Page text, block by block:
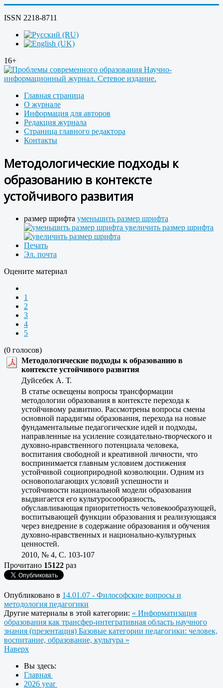
ISSN 2218-8711
16+
Главная страница
О журнале
Информация для авторов
Редакция журнала
Страница главного редактора
Контакты
Методологические подходы к
образованию в контексте
устойчивого развития
размер шрифта уменьшить размер шрифта
увеличить размер шрифта
Печать
Эл. почта
Оцените материал
1
2
3
4
5
(0 голосов)
Методологические подходы к образованию в
контексте устойчивого развития
Дуйсебек А. Т.
В статье освещены вопросы трансформации
методологии образования в контексте перехода к
устойчивому развитию. Рассмотрены вопросы смены
основной парадигмы образования, перехода на новые
фундаментальные педагогические идей и подходы,
направленные на усиление созидательно-творческого и
духовно-нравственного потенциала человека,
воспитания свободной и креативной личности, что
воспринимается главным условием достижения
устойчивой социоприродной коэволюции. Одним из
основополагающих условий успешности и
устойчивости национальной модели образования
выдвигается его культуросообразность,
обуславливающая приоритетность человекообразующей,
воспитывающей функции образования и реализующаяся
через внедрение в содержание образования и обучения
духовно-нравственных и национально-культурных
ценностей.
2010, № 4, C. 103-107
Прочитано 15122 раз
Опубликовано в 14.01.07 - Философские вопросы и
методология педагогики
Другие материалы в этой категории: « Информатизация
образования как трансфер-интегративная область научного
знания (презентация) Базовые категории педагогики: человек,
воспитание, образование, культура »
Наверх
Вы здесь:
Главная
2026 year